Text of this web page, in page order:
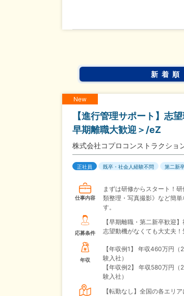
土日面接OK
新着順
New
【進行管理サポート】志
早期離職大歓迎＞/eZ
株式会社コプロコンストラクショ
正社員 既卒・社会人経験不問 第二新
仕事内容
まずは研修からスタート！
類整理・写真撮影》など簡
す。
応募条件
【早期離職・第二新卒歓迎
志望動機がなくても大丈夫
年収
【年収例1】
年収460万円（
験入社）
【年収例2】
年収580万円（
験入社）
【転勤なし】全国の各エリ